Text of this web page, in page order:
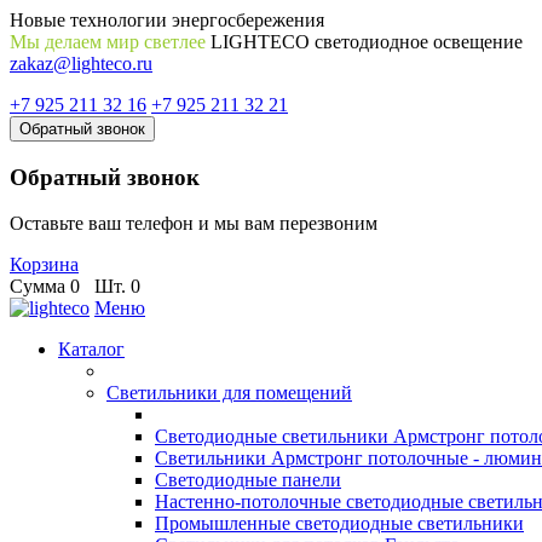
Новые технологии энергосбережения
Мы делаем мир светлее LIGHTECO светодиодное освещение
zakaz@lighteco.ru
+7 925 211 32 16 +7 925 211 32 21
Обратный звонок
Обратный звонок
Оставьте ваш телефон и мы вам перезвоним
Корзина
Сумма 0 Шт. 0
Меню
Каталог
Светильники для помещений
Светодиодные светильники Армстронг
Светильники Армстронг потолочные -
Светодиодные панели
Настенно-потолочные светодиодные
Промышленные светодиодные светильники